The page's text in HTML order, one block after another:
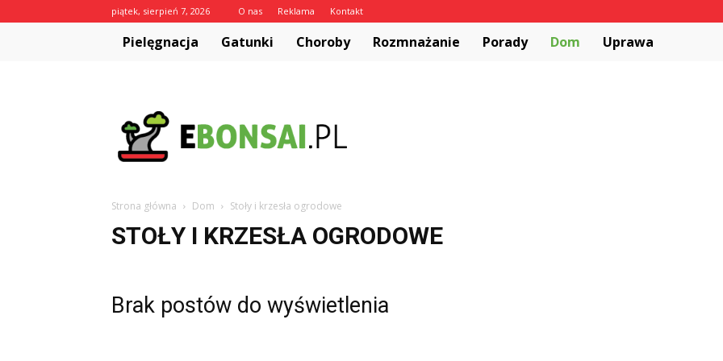
piątek, sierpień 7, 2026 O nas Reklama Kontakt
Pielęgnacja Gatunki Choroby Rozmnażanie Porady Dom Uprawa
Strona główna Dom Stoły i krzesła ogrodowe
STOŁY I KRZESŁA OGRODOWE
Brak postów do wyświetlenia